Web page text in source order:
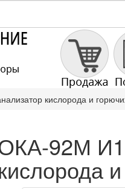
кислорода и
92М